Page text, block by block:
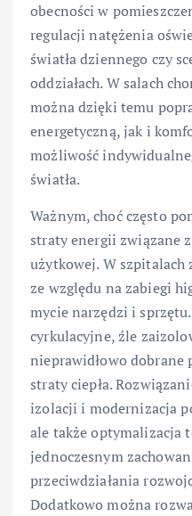
obecności w
regulacji natężenia
światła dziennego czy
oddziałach. W salach
można dzięki temu
energetyczną, jak i
możliwość
światła.
Ważnym, choć często
straty energii związane
użytkowej. W szpitalach
ze względu na zabiegi
mycie narzędzi i
cyrkulacyjne, źle
nieprawidłowo
straty ciepła.
izolacji i modernizacja
ale także optymalizacja
jednoczesnym
przeciwdziałania
Dodatkowo można